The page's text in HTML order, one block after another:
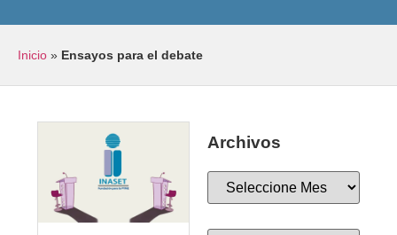
Inicio » Ensayos para el debate
Archivos